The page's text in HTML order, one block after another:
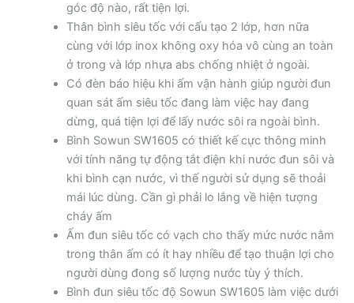
góc độ nào, rất tiện lợi.
Thân bình siêu tốc với cấu tạo 2 lớp, hơn nữa
cùng với lớp inox không oxy hóa vô cùng an toàn
ở trong và lớp nhựa abs chống nhiệt ở ngoài.
Có đèn báo hiệu khi ấm vận hành giúp người đun
quan sát ấm siêu tốc đang làm việc hay đang
dừng, quá tiện lợi để lấy nước sôi ra ngoài bình.
Bình Sowun SW1605 có thiết kế cực thông minh
với tính năng tự động tắt điện khi nước đun sôi và
khi bình cạn nước, vì thế người sử dụng sẽ thoải
mái lúc dùng. Cần gì phải lo lắng về hiện tượng
cháy ấm
Ấm đun siêu tốc có vạch cho thấy mức nước nằm
trong thân ấm có ít hay nhiều để tạo thuận lợi cho
người dùng đong số lượng nước tùy ý thích.
Bình đun siêu tốc độ Sowun SW1605 làm việc dưới